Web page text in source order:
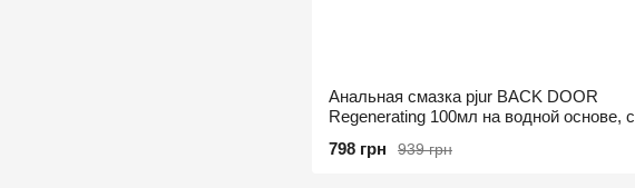
Анальная смазка pjur BACK DOOR
Regenerating 100мл на водной основе, с
939 грн
798 грн